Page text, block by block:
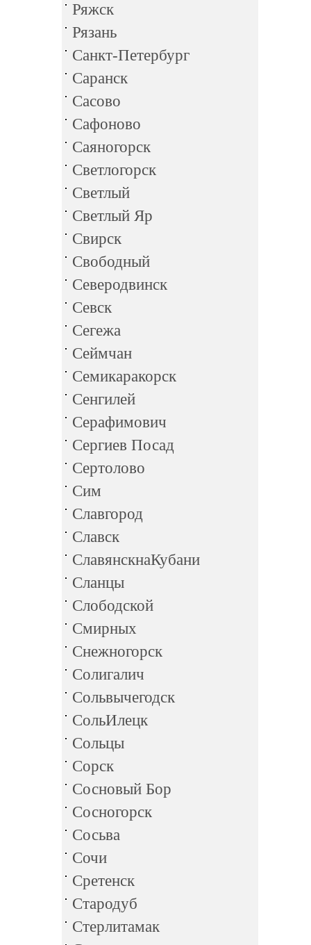
Ряжск
Рязань
Санкт-Петербург
Саранск
Сасово
Сафоново
Саяногорск
Светлогорск
Светлый
Светлый Яр
Свирск
Свободный
Северодвинск
Севск
Сегежа
Сеймчан
Семикаракорск
Сенгилей
Серафимович
Сергиев Посад
Сертолово
Сим
Славгород
Славск
СлавянскнаКубани
Сланцы
Слободской
Смирных
Снежногорск
Солигалич
Сольвычегодск
СольИлецк
Сольцы
Сорск
Сосновый Бор
Сосногорск
Сосьва
Сочи
Сретенск
Стародуб
Стерлитамак